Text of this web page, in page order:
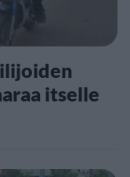
itselle